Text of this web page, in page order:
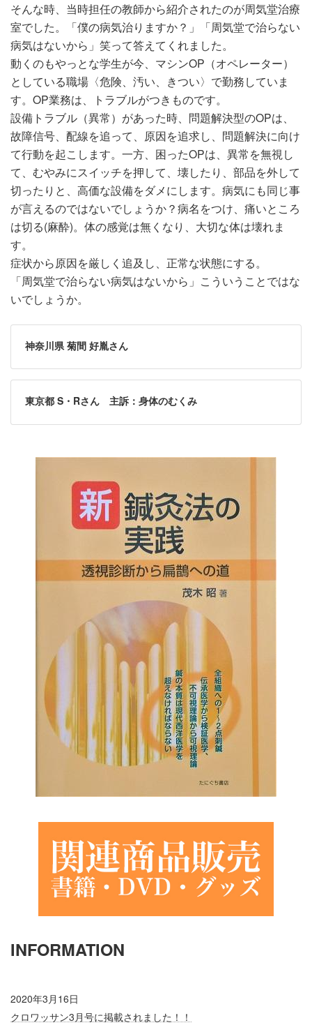
そんな時、当時担任の教師から紹介されたのが周気堂治療
室でした。「僕の病気治りますか？」「周気堂で治らない
病気はないから」笑って答えてくれました。
動くのもやっとな学生が今、マシンOP（オペレーター）
としている職場〈危険、汚い、きつい〉で勤務していま
す。OP業務は、トラブルがつきものです。
設備トラブル（異常）があった時、問題解決型のOPは、
故障信号、配線を追って、原因を追求し、問題解決に向け
て行動を起こします。一方、困ったOPは、異常を無視し
て、むやみにスイッチを押して、壊したり、部品を外して
切ったりと、高価な設備をダメにします。病気にも同じ事
が言えるのではないでしょうか？病名をつけ、痛いところ
は切る(麻酔)。体の感覚は無くなり、大切な体は壊れま
す。
症状から原因を厳しく追及し、正常な状態にする。
「周気堂で治らない病気はないから」こういうことではな
いでしょうか。
神奈川県 菊間 好胤さん
東京都 S・Rさん 主訴：身体のむくみ
INFORMATION
2020年3月16日
クロワッサン3月号に掲載されました！！